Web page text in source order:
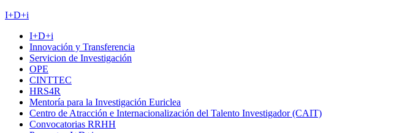
I+D+i
I+D+i
Innovación y Transferencia
Servicion de Investigación
OPE
CINTTEC
HRS4R
Mentoría para la Investigación Euriclea
Centro de Atracción e Internacionalización del Talento Investigador (CAIT)
Convocatorias RRHH